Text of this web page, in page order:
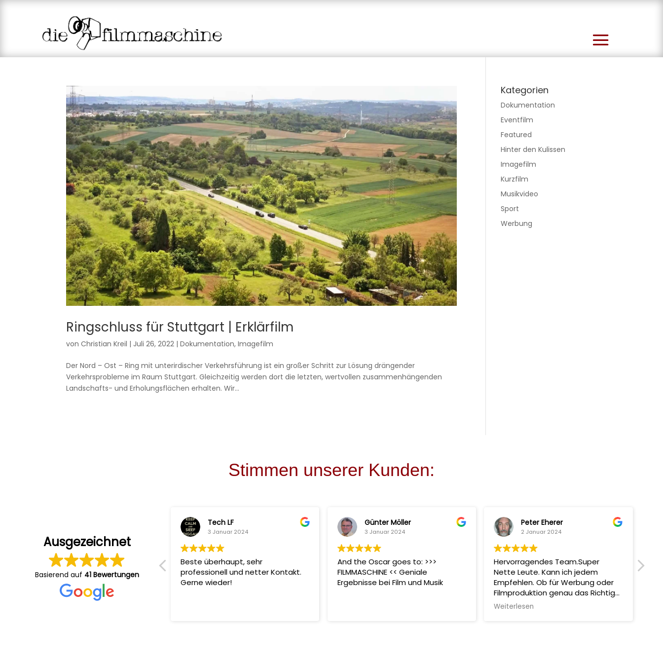
Ringschluss für Stuttgart | Erklärfilm
vonChristian Kreil | Juli 26, 2022 |Dokumentation,Imagefilm
Der Nord – Ost – Ring mit unterirdischer Verkehrsführung ist ein großer Schritt zur Lösung drängender
Verkehrsprobleme im Raum Stuttgart. Gleichzeitig werden dort die letzten, wertvollen zusammenhängenden
Landschafts- und Erholungsflächen erhalten. Wir...
Kategorien
Dokumentation
Eventfilm
Featured
Hinter den Kulissen
Imagefilm
Kurzfilm
Musikvideo
Sport
Werbung
Stimmen unserer Kunden:
Ausgezeichnet
Basierend auf 41 Bewertungen
Sehr professionelle Produktionen,
zuverlässige Absprachen und
angenehme Atmosphäre am Set.
Ergebnis immer Top ????????
Tech LF
3 Januar 2024
Beste überhaupt, sehr
professionell und netter Kontakt.
Gerne wieder!
Günter Möller
3 Januar 2024
And the Oscar goes to: >>>
FILMMASCHINE << Geniale
Ergebnisse bei Film und Musik
Peter Eherer
2 Januar 2024
Hervorragendes Team.Super
Nette Leute. Kann ich jedem
Empfehlen. Ob für Werbung oder
Filmproduktion genau das Richtige!
Machen Selber auch Coole
Weiterlesen